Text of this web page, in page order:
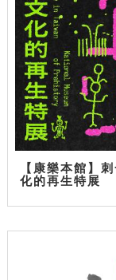
【康樂本館】
化的再生特展